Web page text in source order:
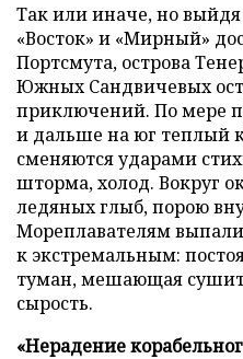
Так или иначе, но выйдя
«Восток» и «Мирный»
Портсмута, острова
Южных Сандвичевых
приключений. По мере
и дальше на юг теплый
сменяются ударами
шторма, холод. Вокруг
ледяных глыб, порою
Мореплавателям
к экстремальным:
туман, мешающая
сырость.
«Нерадение